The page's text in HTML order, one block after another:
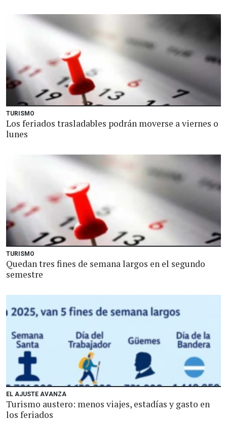
TURISMO
Los feriados trasladables podrán moverse a viernes o
lunes
TURISMO
Quedan tres fines de semana largos en el segundo
semestre
EL AJUSTE AVANZA
Turismo austero: menos viajes, estadías y gasto en
los feriados